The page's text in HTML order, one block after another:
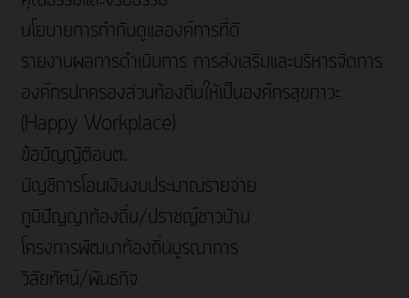
นโยบายการกำกับดูแลองค์การที่ดี
รายงานผลการดำเนินการ การส่งเสริมและบริหารจัดการ
องค์กรปกครองส่วนท้องถิ่นให้เป็นองค์กรสุขภาวะ
(Happy Workplace)
ข้อบัญญัติอบต.
บัญชีการโอนเงินงบประมาณรายจ่าย
ภูมิปัญญาท้องถิ่น/ปราชญ์ชาวบ้าน
โครงการพัฒนาท้องถิ่นบูรณาการ
วิสัยทัศน์/พันธกิจ